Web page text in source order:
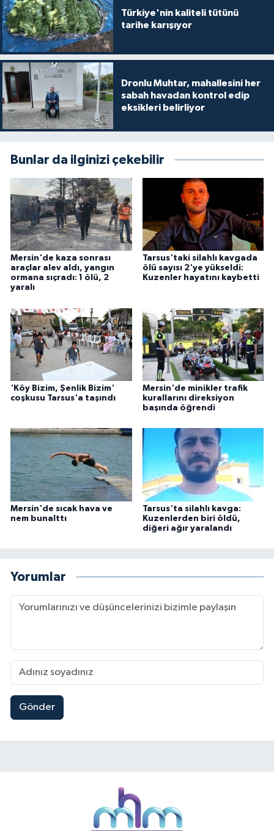
Türkiye'nin kaliteli tütünü
tarihe karışıyor
Dronlu Muhtar, mahallesini her
sabah havadan kontrol edip
eksikleri belirliyor
Bunlar da ilginizi çekebilir
Mersin'de kaza sonrası
araçlar alev aldı, yangın
ormana sıçradı: 1 ölü, 2
yaralı
Tarsus'taki silahlı kavgada
ölü sayısı 2'ye yükseldi:
Kuzenler hayatını kaybetti
'Köy Bizim, Şenlik Bizim'
coşkusu Tarsus'a taşındı
Mersin'de minikler trafik
kurallarını direksiyon
başında öğrendi
Mersin'de sıcak hava ve
nem bunalttı
Tarsus'ta silahlı kavga:
Kuzenlerden biri öldü,
diğeri ağır yaralandı
Yorumlar
Gönder